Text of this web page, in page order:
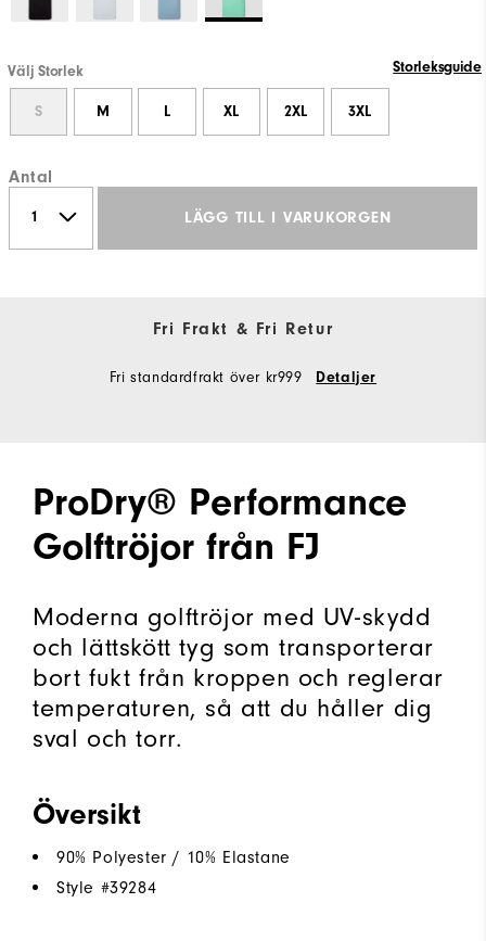
Välj Storlek Storleksguide
S M L XL 2XL 3XL
Antal
LÄGG TILL I VARUKORGEN
Fri Frakt & Fri Retur
Fri standardfrakt över kr999 Detaljer
ProDry® Performance
Golftröjor från FJ
Moderna golftröjor med UV-skydd
och lättskött tyg som transporterar
bort fukt från kroppen och reglerar
temperaturen, så att du håller dig
sval och torr.
Översikt
90% Polyester / 10% Elastane
Style #39284